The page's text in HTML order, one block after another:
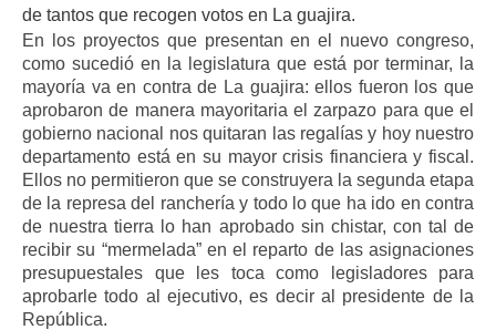
de tantos que recogen votos en La guajira.
En los proyectos que presentan en el nuevo congreso,
como sucedió en la legislatura que está por terminar, la
mayoría va en contra de La guajira: ellos fueron los que
aprobaron de manera mayoritaria el zarpazo para que el
gobierno nacional nos quitaran las regalías y hoy nuestro
departamento está en su mayor crisis financiera y fiscal.
Ellos no permitieron que se construyera la segunda etapa
de la represa del ranchería y todo lo que ha ido en contra
de nuestra tierra lo han aprobado sin chistar, con tal de
recibir su “mermelada” en el reparto de las asignaciones
presupuestales que les toca como legisladores para
aprobarle todo al ejecutivo, es decir al presidente de la
República.